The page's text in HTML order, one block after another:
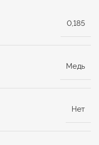
0,185
Медь
Нет